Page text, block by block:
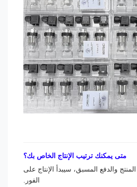
يمكنك ترتيب الإنتاج الخاص بك؟
والدفع المسبق، سيبدأ الإنتاج على